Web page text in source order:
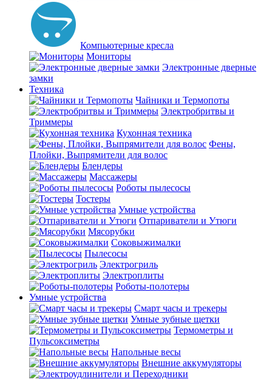
Компьютерные кресла
Мониторы
Электронные дверные
замки
Техника
Чайники и Термопоты
Электробритвы и
Триммеры
Кухонная техника
Фены,
Плойки, Выпрямители для волос
Блендеры
Массажеры
Роботы пылесосы
Тостеры
Умные устройства
Отпариватели и Утюги
Мясорубки
Соковыжималки
Пылесосы
Электрогриль
Электроплиты
Роботы-полотеры
Умные устройства
Смарт часы и трекеры
Умные зубные щетки
Термометры и
Пульсоксиметры
Напольные весы
Внешние аккумуляторы